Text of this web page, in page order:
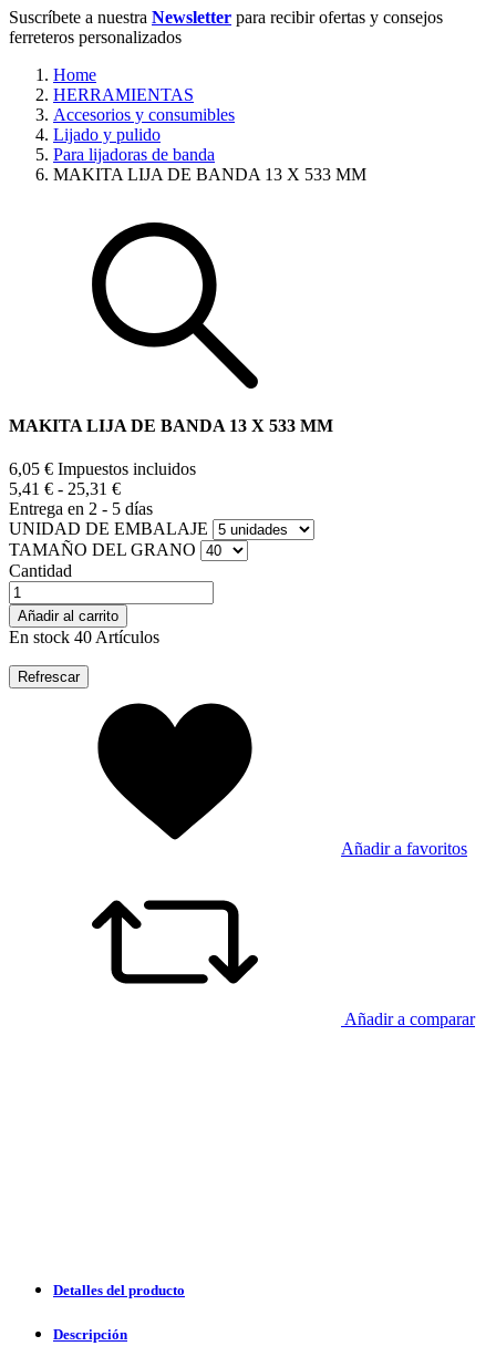
Suscríbete a nuestra Newsletter para recibir ofertas y consejos
ferreteros personalizados
Home
HERRAMIENTAS
Accesorios y consumibles
Lijado y pulido
Para lijadoras de banda
MAKITA LIJA DE BANDA 13 X 533 MM
MAKITA LIJA DE BANDA 13 X 533 MM
6,05 € Impuestos incluidos
5,41 € - 25,31 €
Entrega en 2 - 5 días
UNIDAD DE EMBALAJE
TAMAÑO DEL GRANO
Cantidad
Añadir al carrito
En stock 40 Artículos
Añadir a favoritos
Añadir a comparar
Detalles del producto
Descripción